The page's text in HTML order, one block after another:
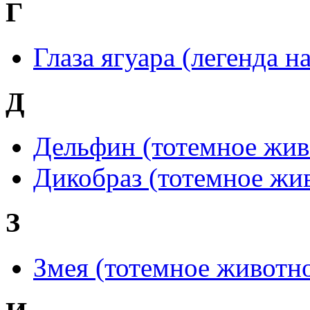
Г
Глаза ягуара (легенда
Д
Дельфин (тотемное
Дикобраз (тотемное
З
Змея (тотемное